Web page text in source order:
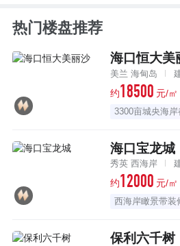
热门楼盘推荐
海口恒大美
美兰 海甸岛
约18500 元/㎡
3300亩城央海岸
海口宝龙城
秀英 西海岸
约12000 元/㎡
西海岸瞰景带装
保利六千树